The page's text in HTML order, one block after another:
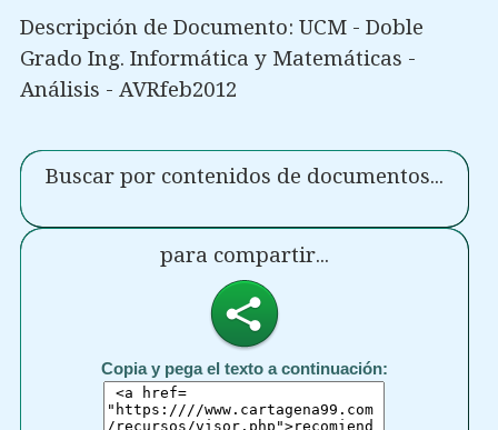
Descripción de Documento: UCM - Doble
Grado Ing. Informática y Matemáticas -
Análisis - AVRfeb2012
Buscar por contenidos de documentos...
para compartir...
Copia y pega el texto a continuación: